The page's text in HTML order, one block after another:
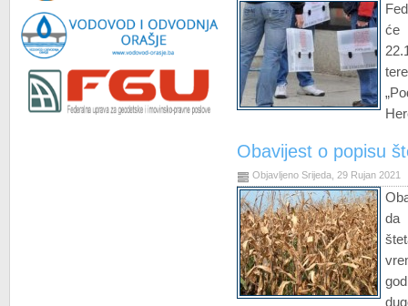
će
Obavijest o popisu
Objavljeno Srijeda, 29 Rujan 2021
da